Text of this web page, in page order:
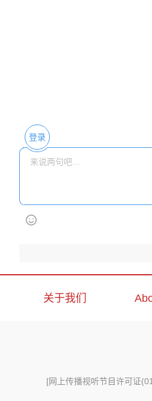
登录
关于我们
[网上传播视听节目许可证